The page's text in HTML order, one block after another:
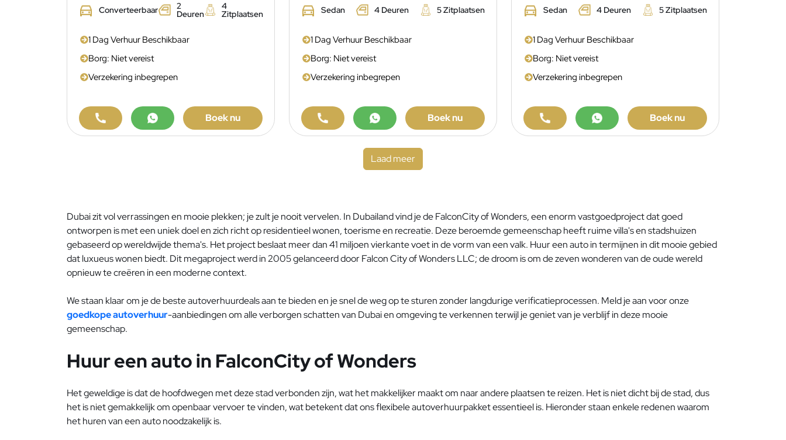
Converteerbaar 2
Deuren
4
Zitplaatsen
1 Dag Verhuur Beschikbaar
Borg: Niet vereist
Verzekering inbegrepen
Boek nu
Sedan 4 Deuren 5 Zitplaatsen
1 Dag Verhuur Beschikbaar
Borg: Niet vereist
Verzekering inbegrepen
Boek nu
Sedan 4 Deuren 5 Zitplaatsen
1 Dag Verhuur Beschikbaar
Borg: Niet vereist
Verzekering inbegrepen
Boek nu
Laad meer
Dubai zit vol verrassingen en mooie plekken; je zult je nooit vervelen. In Dubailand vind je de FalconCity of Wonders, een enorm vastgoedproject dat goed
ontworpen is met een uniek doel en zich richt op residentieel wonen, toerisme en recreatie. Deze beroemde gemeenschap heeft ruime villa's en stadshuizen
gebaseerd op wereldwijde thema's. Het project beslaat meer dan 41 miljoen vierkante voet in de vorm van een valk. Huur een auto in termijnen in dit mooie gebied
dat luxueus wonen biedt. Dit megaproject werd in 2005 gelanceerd door Falcon City of Wonders LLC; de droom is om de zeven wonderen van de oude wereld
opnieuw te creëren in een moderne context.
We staan klaar om je de beste autoverhuurdeals aan te bieden en je snel de weg op te sturen zonder langdurige verificatieprocessen. Meld je aan voor onze
goedkope autoverhuur-aanbiedingen om alle verborgen schatten van Dubai en omgeving te verkennen terwijl je geniet van je verblijf in deze mooie
gemeenschap.
Huur een auto in FalconCity of Wonders
Het geweldige is dat de hoofdwegen met deze stad verbonden zijn, wat het makkelijker maakt om naar andere plaatsen te reizen. Het is niet dicht bij de stad, dus
het is niet gemakkelijk om openbaar vervoer te vinden, wat betekent dat ons flexibele autoverhuurpakket essentieel is. Hieronder staan enkele redenen waarom
het huren van een auto noodzakelijk is.